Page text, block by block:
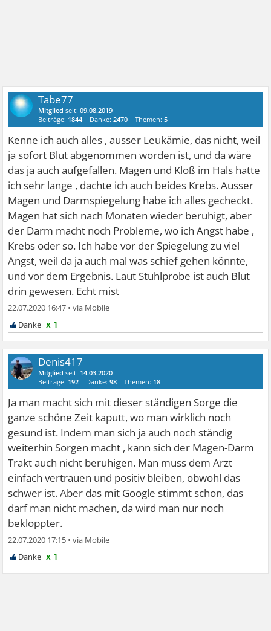
Tabe77
Mitglied seit:09.08.2019
Beiträge: 1844 Danke:2470 Themen:5
Kenne ich auch alles , ausser Leukämie, das nicht, weil
ja sofort Blut abgenommen worden ist, und da wäre
das ja auch aufgefallen. Magen und Kloß im Hals hatte
ich sehr lange , dachte ich auch beides Krebs. Ausser
Magen und Darmspiegelung habe ich alles gecheckt.
Magen hat sich nach Monaten wieder beruhigt, aber
der Darm macht noch Probleme, wo ich Angst habe ,
Krebs oder so. Ich habe vor der Spiegelung zu viel
Angst, weil da ja auch mal was schief gehen könnte,
und vor dem Ergebnis. Laut Stuhlprobe ist auch Blut
drin gewesen. Echt mist
22.07.2020 16:47 •
x 1
Denis417
Mitglied seit: 14.03.2020
Beiträge: 192 Danke:98 Themen: 18
Ja man macht sich mit dieser ständigen Sorge die
ganze schöne Zeit kaputt, wo man wirklich noch
gesund ist. Indem man sich ja auch noch ständig
weiterhin Sorgen macht , kann sich der Magen-Darm
Trakt auch nicht beruhigen. Man muss dem Arzt
einfach vertrauen und positiv bleiben, obwohl das
schwer ist. Aber das mit Google stimmt schon, das
darf man nicht machen, da wird man nur noch
bekloppter.
22.07.2020 17:15 •
x 1